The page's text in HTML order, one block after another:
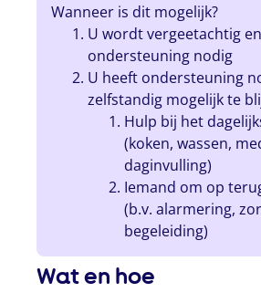
Wanneer is dit mogelijk?
U wordt vergeetachtig
ondersteuning nodig
U heeft ondersteuning
zelfstandig mogelijk te
Hulp bij het
(koken, wassen,
daginvulling)
Iemand om op
(b.v. alarmering,
begeleiding)
Wat en hoe